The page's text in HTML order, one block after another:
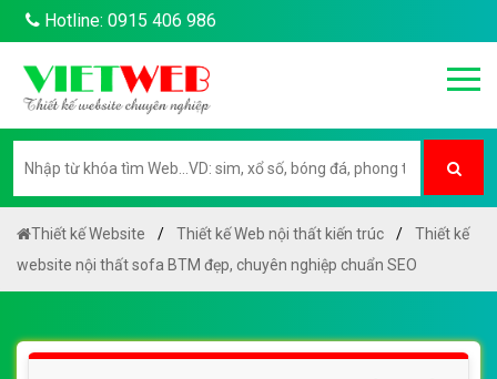
Hotline: 0915 406 986
Thiết kế Website Thiết kế Web nội thất kiến trúc
Thiết kế
website nội thất sofa BTM đẹp, chuyên nghiệp chuẩn SEO